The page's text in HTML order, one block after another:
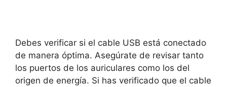
Debes verificar si el cable USB está conectado
de manera óptima. Asegúrate de revisar tanto
los puertos de los auriculares como los del
origen de energía. Si has verificado que el cable